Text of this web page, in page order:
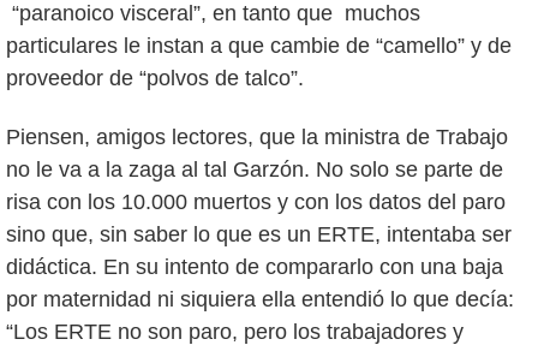
“paranoico visceral”, en tanto que muchos
particulares le instan a que cambie de “camello” y de
proveedor de “polvos de talco”.
Piensen, amigos lectores, que la ministra de Trabajo
no le va a la zaga al tal Garzón. No solo se parte de
risa con los 10.000 muertos y con los datos del paro
sino que, sin saber lo que es un ERTE, intentaba ser
didáctica. En su intento de compararlo con una baja
por maternidad ni siquiera ella entendió lo que decía:
“Los ERTE no son paro, pero los trabajadores y